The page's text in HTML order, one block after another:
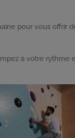
pour vous offrir
à votre rythme